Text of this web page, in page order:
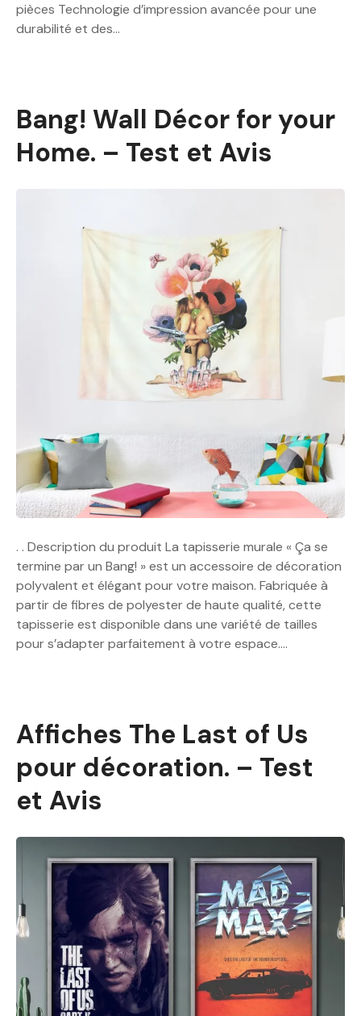
pièces Technologie d’impression avancée pour une
durabilité et des…
Bang! Wall Décor for your
Home. – Test et Avis
. . Description du produit La tapisserie murale « Ça se
termine par un Bang! » est un accessoire de décoration
polyvalent et élégant pour votre maison. Fabriquée à
partir de fibres de polyester de haute qualité, cette
tapisserie est disponible dans une variété de tailles
pour s’adapter parfaitement à votre espace….
Affiches The Last of Us
pour décoration. – Test
et Avis